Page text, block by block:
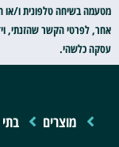
מטעמה בשיחה טלפונית ו/או
אחר, לפרטי הקשר שהזנתי,
עסקה כלשהי.
מוצרים